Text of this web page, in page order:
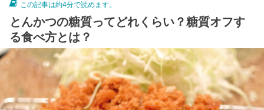
この記事は約4分で読めます。
とんかつの糖質ってどれくらい？糖質オフす
る食べ方とは？